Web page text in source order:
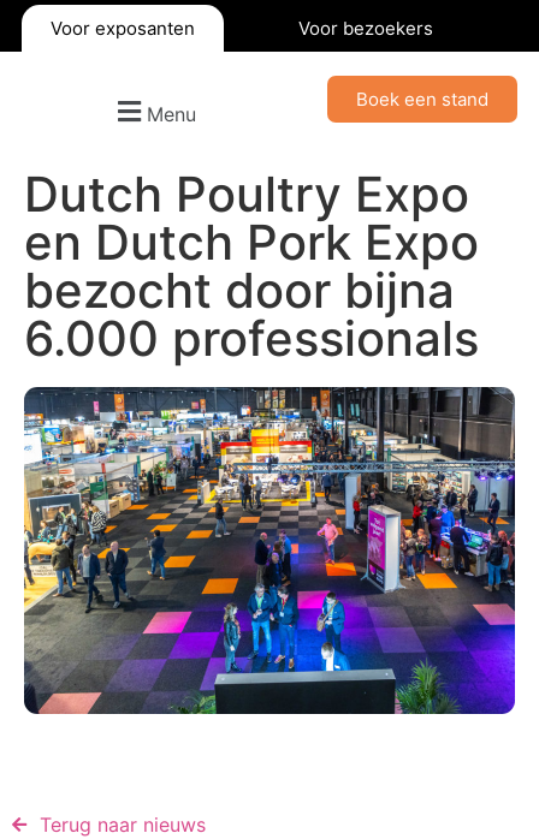
Voor exposanten Voor bezoekers
Menu
Boek een stand
Dutch Poultry Expo
en Dutch Pork Expo
bezocht door bijna
6.000 professionals
Terug naar nieuws​